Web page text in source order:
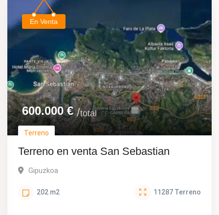
En Venta
600.000€ total
Terreno
Terreno en venta San Sebastian
Gipuzkoa
202 m2 11287 Terreno